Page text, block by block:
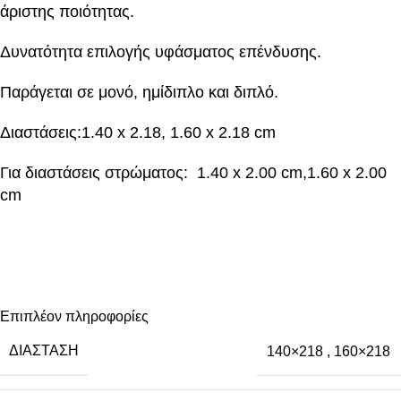
άριστης ποιότητας.
Δυνατότητα επιλογής υφάσματος επένδυσης.
Παράγεται σε μονό, ημίδιπλο και διπλό.
Διαστάσεις:1.40 x 2.18, 1.60 x 2.18 cm
Για διαστάσεις στρώματος: 1.40 x 2.00 cm,1.60 x 2.00
cm
Επιπλέον πληροφορίες
ΔΙΆΣΤΑΣΗ 140×218 , 160×218